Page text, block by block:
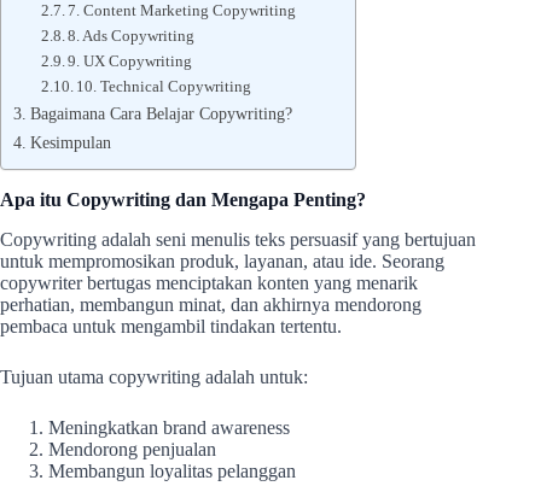
7. Content Marketing Copywriting
8. Ads Copywriting
9. UX Copywriting
10. Technical Copywriting
Bagaimana Cara Belajar Copywriting?
Kesimpulan
Apa itu Copywriting dan Mengapa Penting?
Copywriting adalah seni menulis teks persuasif yang bertujuan
untuk mempromosikan produk, layanan, atau ide. Seorang
copywriter bertugas menciptakan konten yang menarik
perhatian, membangun minat, dan akhirnya mendorong
pembaca untuk mengambil tindakan tertentu.
Tujuan utama copywriting adalah untuk:
Meningkatkan brand awareness
Mendorong penjualan
Membangun loyalitas pelanggan